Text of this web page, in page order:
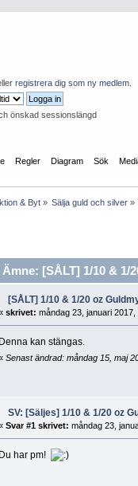
registrera dig som ny medlem
önskad sessionslängd
Regler Diagram Sök
& Byt» Sälja guld och silver »
Ämne: [SÅLT] 1/10 & 1/
[SÅLT] 1/10 & 1/20 oz
skrivet: måndag 23, januari 2017,
Denna kan stängas.
Senast ändrad: måndag 15, maj
SV: [Säljes] 1/10 & 1/20 oz
Svar #1 skrivet: måndag 23,
Du har pm!